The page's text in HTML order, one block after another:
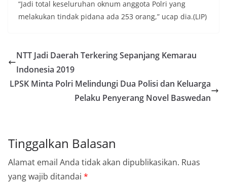
“Jadi total keseluruhan oknum anggota Polri yang
melakukan tindak pidana ada 253 orang,” ucap dia.(LIP)
NTT Jadi Daerah Terkering Sepanjang Kemarau
Indonesia 2019
LPSK Minta Polri Melindungi Dua Polisi dan Keluarga
Pelaku Penyerang Novel Baswedan
Tinggalkan Balasan
Alamat email Anda tidak akan dipublikasikan. Ruas
yang wajib ditandai *